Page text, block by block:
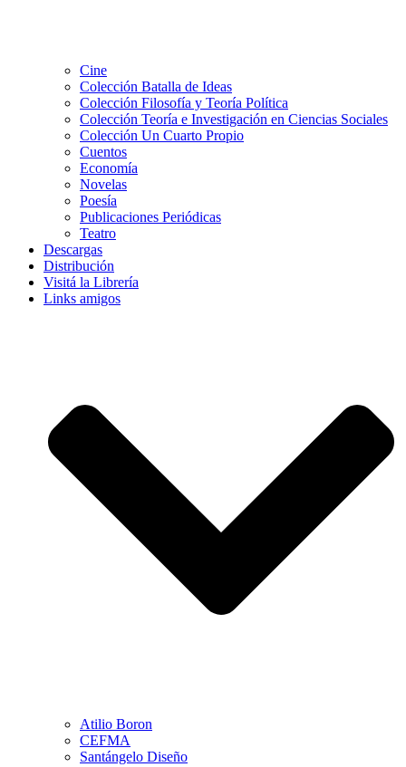
Cine
Colección Batalla de Ideas
Colección Filosofía y Teoría Política
Colección Teoría e Investigación en Ciencias Sociales
Colección Un Cuarto Propio
Cuentos
Economía
Novelas
Poesía
Publicaciones Periódicas
Teatro
Descargas
Distribución
Visitá la Librería
Links amigos
Atilio Boron
CEFMA
Santángelo Diseño